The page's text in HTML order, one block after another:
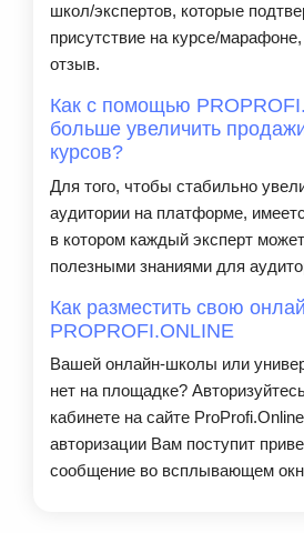
школ/экспертов, которые
присутствие на курсе/
отзыв.
Как с помощью
больше увеличить
курсов?
Для того, чтобы стабильно
аудитории на платформе,
в котором каждый эксперт
полезными знаниями для
Как разместить свою
PROPROFI.ONLINE
Вашей онлайн-школы или
нет на площадке?
кабинете на сайте
авторизации Вам поступит
сообщение во всплывающем